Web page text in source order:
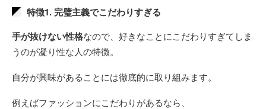
特徴1. 完璧主義でこだわりすぎる
手が抜けない性格なので、好きなことにこだわりすぎてしま
うのが凝り性な人の特徴。
自分が興味があることには徹底的に取り組みます。
例えばファッションにこだわりがあるなら、